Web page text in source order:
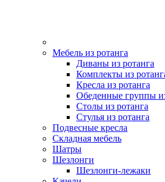
Мебель из ротанга
Диваны из ротанга
Комплекты из
Кресла из ротанга
Обеденные группы
Столы из ротанга
Стулья из ротанга
Подвесные кресла
Складная мебель
Шатры
Шезлонги
Шезлонги-лежаки